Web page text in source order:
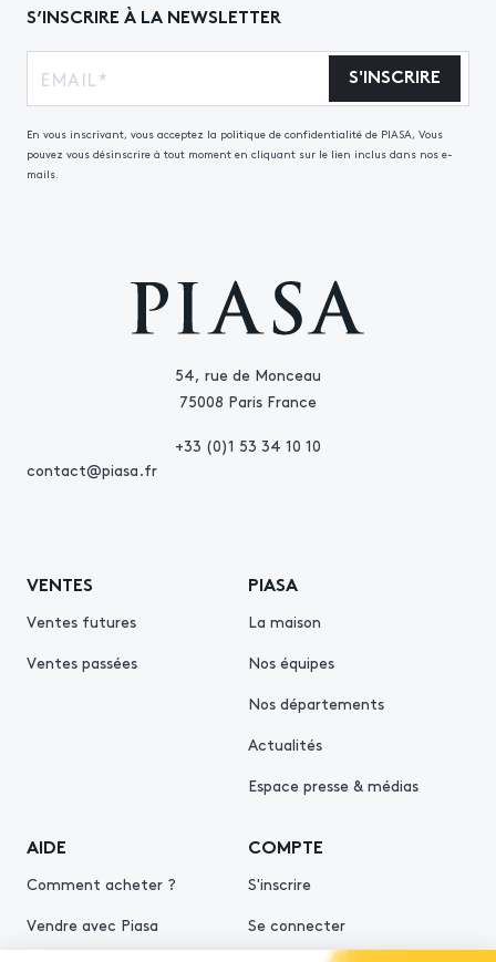
54, rue de Monceau
75008 Paris France
+33 (0)1 53 34 10 10
contact@piasa.fr
VENTES
Ventes futures
Ventes passées
PIASA
La maison
Nos équipes
Nos départements
Actualités
Espace presse & médias
AIDE
Comment acheter ?
Vendre avec Piasa
COMPTE
S'inscrire
Se connecter
S’INSCRIRE À LA NEWSLETTER
S'INSCRIRE
En vous inscrivant, vous acceptez la politique de confidentialité de PIASA, Vous
pouvez vous désinscrire à tout moment en cliquant sur le lien inclus dans nos e-
mails.